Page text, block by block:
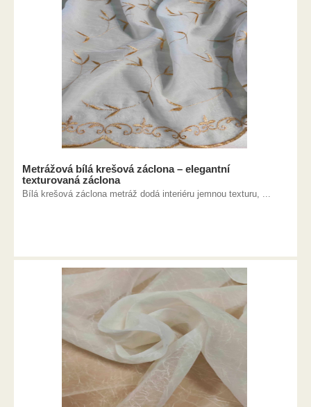
Metrážová bílá krešová záclona – elegantní
texturovaná záclona
Bílá krešová záclona metráž dodá interiéru jemnou texturu, ...